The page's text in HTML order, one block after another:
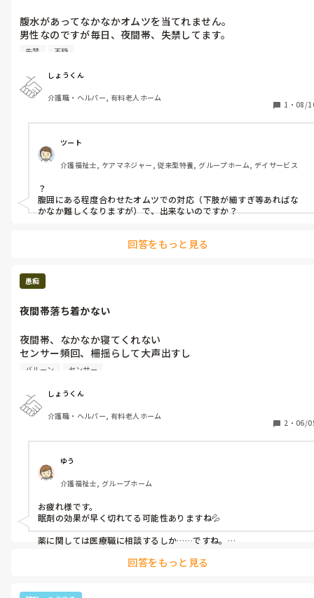
腹水があってなかなかオムツを当てれません。
男性なのですが毎日、夜間帯、失禁してます。
なにかいい方法ありますでしょうか？
で対処してます。落ち着かせるためにリスペ内服してます。
失禁 不穏
しょうくん
介護職・ヘルパー, 有料老人ホーム
1 ・ 08/
ツート
介護福祉士, ケアマネジャー, 従来型特養, グループホーム, デイサービス
？
腹囲にある程度合わせたオムツでの対応（下肢が細すぎ等あればな
かなか難しくなりますが）で、出来ないのですか？
回答をもっと見る
愚痴
夜間帯落ち着かない
夜間帯、なかなか寝てくれない
センサー頻回、柵揺らして大声出すし
バルーン入っているのに尿意頻回だし
落ち着かないひとは眠剤出してほしい
眠剤、早く飲ませる人いてどうなのかなって思う
18時半に服用って早くないですか？
夜中起きるの当たり前じゃん。
バルーン センサー
しょうくん
介護職・ヘルパー, 有料老人ホーム
2 ・ 06/
ゆう
介護福祉士, グループホーム
お疲れ様です。
眠剤の効果が早く切れてる可能性ありますね💦
薬に関しては医療職に相談するしか……ですね。
その前にユニットでその状態をは託して、リーダーなり 代表になる
回答をもっと見る